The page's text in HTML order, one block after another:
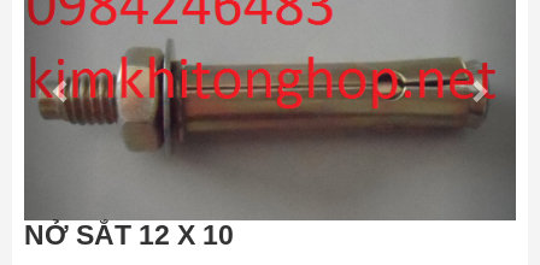
NỞ SẮT 12 X 10